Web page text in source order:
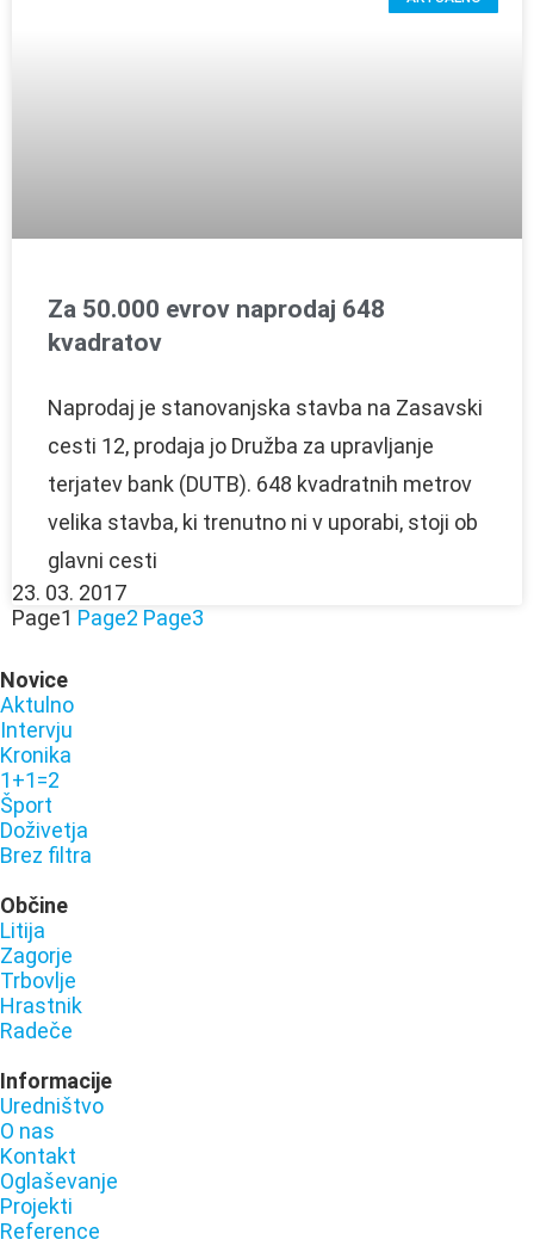
Za 50.000 evrov naprodaj 648
kvadratov
Naprodaj je stanovanjska stavba na Zasavski
cesti 12, prodaja jo Družba za upravljanje
terjatev bank (DUTB). 648 kvadratnih metrov
velika stavba, ki trenutno ni v uporabi, stoji ob
glavni cesti
23. 03. 2017
Page1 Page2 Page3
Novice
Aktulno
Intervju
Kronika
1+1=2
Šport
Doživetja
Brez filtra
Občine
Litija
Zagorje
Trbovlje
Hrastnik
Radeče
Informacije
Uredništvo
O nas
Kontakt
Oglaševanje
Projekti
Reference